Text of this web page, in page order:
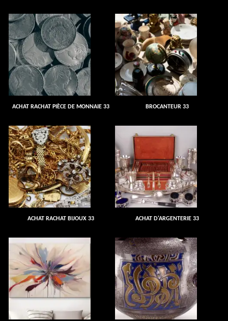
ACHAT RACHAT PIÈCE DE MONNAIE 33 BROCANTEUR 33
ACHAT RACHAT BIJOUX 33 ACHAT D'ARGENTERIE 33